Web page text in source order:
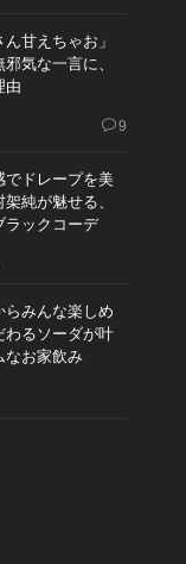
ん甘えちゃお」
気な一言に、
由
9
ドレープを美
純が魅せる、
ラックコーデ
みんな楽しめ
わるソーダが叶
なお家飲み